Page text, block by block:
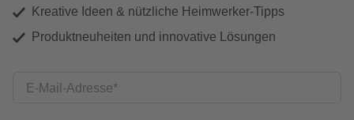
Kreative Ideen & nützliche Heimwerker-Tipps
Produktneuheiten und innovative Lösungen
E-Mail-Adresse